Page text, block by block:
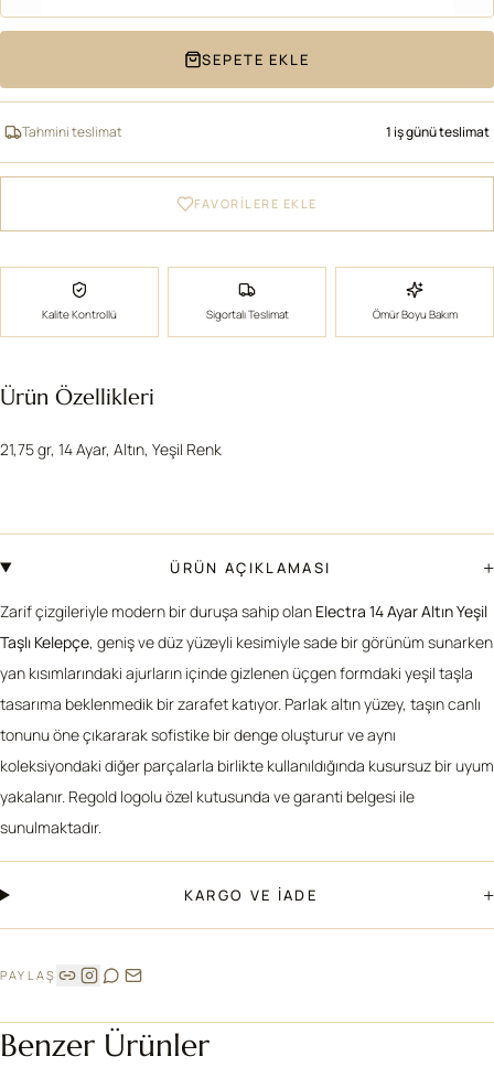
SEPETE EKLE
Tahmini teslimat 1 iş günü teslimat
FAVORİLERE EKLE
Kalite Kontrollü Sigortalı Teslimat Ömür Boyu Bakım
Ürün Özellikleri
21,75 gr, 14 Ayar, Altın, Yeşil Renk
ÜRÜN AÇIKLAMASI +
Zarif çizgileriyle modern bir duruşa sahip olan Electra 14 Ayar Altın Yeşil
Taşlı Kelepçe, geniş ve düz yüzeyli kesimiyle sade bir görünüm sunarken
yan kısımlarındaki ajurların içinde gizlenen üçgen formdaki yeşil taşla
tasarıma beklenmedik bir zarafet katıyor. Parlak altın yüzey, taşın canlı
tonunu öne çıkararak sofistike bir denge oluşturur ve aynı
koleksiyondaki diğer parçalarla birlikte kullanıldığında kusursuz bir uyum
yakalanır. Regold logolu özel kutusunda ve garanti belgesi ile
sunulmaktadır.
KARGO VE İADE +
PAYLAŞ
Benzer Ürünler